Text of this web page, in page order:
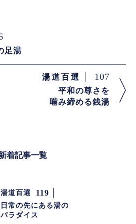
足湯
湯道百選 107
平和の尊さを
噛み締める銭湯
着記事一覧
湯道百選 119
日常の先にある湯の
パラダイス